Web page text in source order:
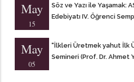
May
15
Söz ve Yazı ile Yaşamak:
Edebiyatı IV. Öğrenci
May
05
"İlkleri Üretmek yahut İlk
Semineri (Prof. Dr. Ahmet